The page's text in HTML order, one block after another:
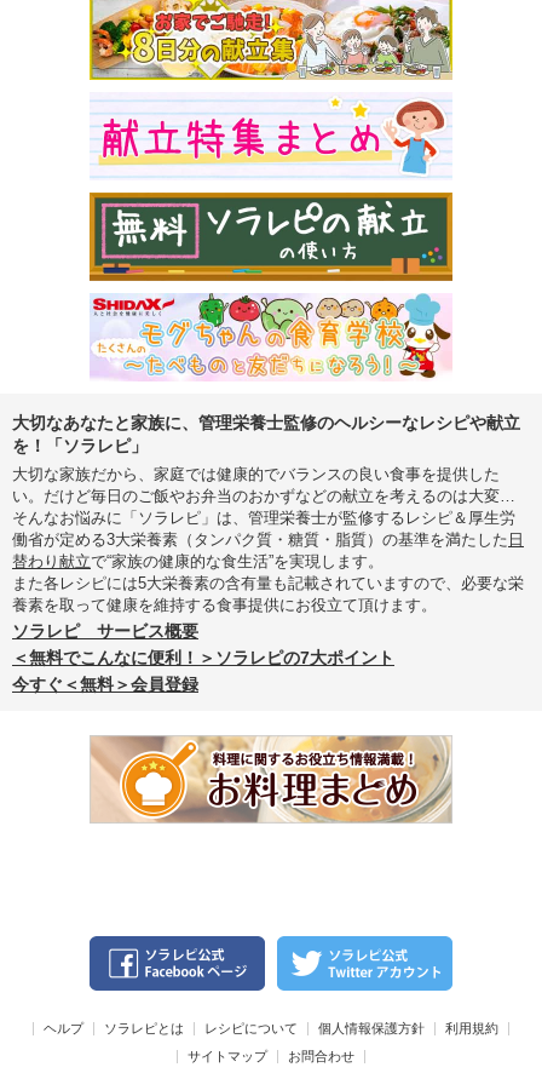
大切なあなたと家族に、管理栄養士監修のヘルシーなレシピや献立
を！「ソラレピ」
大切な家族だから、家庭では健康的でバランスの良い食事を提供した
い。だけど毎日のご飯やお弁当のおかずなどの献立を考えるのは大変…
そんなお悩みに「ソラレピ」は、管理栄養士が監修するレシピ＆厚生労
働省が定める3大栄養素（タンパク質・糖質・脂質）の基準を満たした 日
替わり献立で“家族の健康的な食生活”を実現します。
また各レシピには5大栄養素の含有量も記載されていますので、必要な栄
養素を取って健康を維持する食事提供にお役立て頂けます。
ソラレピ サービス概要
＜無料でこんなに便利！＞ソラレピの7大ポイント
今すぐ＜無料＞会員登録
ヘルプ ソラレピとは レシピについて 個人情報保護方針
利用規約
サイトマップ
お問合わせ